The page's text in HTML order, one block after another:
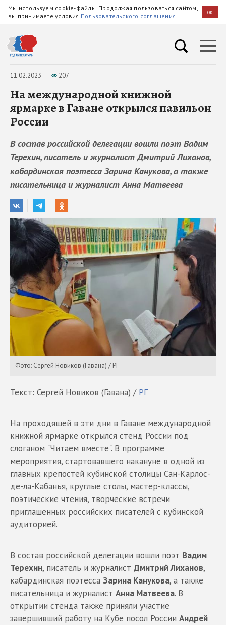
Мы используем cookie-файлы. Продолжая пользоваться сайтом,
вы принимаете условия Пользовательского соглашения OK
11.02.2023 207
На международной книжной
ярмарке в Гаване открылся павильон
России
В состав российской делегации вошли поэт Вадим
Терехин, писатель и журналист Дмитрий Лиханов,
кабардинская поэтесса Зарина Канукова, а также
писательница и журналист Анна Матвеева
Фото: Сергей Новиков (Гавана) / РГ
Текст: Сергей Новиков (Гавана) / РГ
На проходящей в эти дни в Гаване международной
книжной ярмарке открылся стенд России под
слоганом "Читаем вместе". В программе
мероприятия, стартовавшего накануне в одной из
главных крепостей кубинской столицы Сан-Карлос-
де-ла-Кабанья, круглые столы, мастер-классы,
поэтические чтения, творческие встречи
приглашенных российских писателей с кубинской
аудиторией.
В состав российской делегации вошли поэт Вадим
Терехин, писатель и журналист Дмитрий Лиханов,
кабардинская поэтесса Зарина Канукова, а также
писательница и журналист Анна Матвеева. В
открытии стенда также приняли участие
завершивший работу на Кубе посол России Андрей